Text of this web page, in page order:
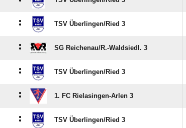
: TSV Überlingen/​Ried 3
: SG Reichenau/​R.-Waldsiedl. 3
: TSV Überlingen/​Ried 3
: 1. FC Rielasingen-Arlen 3
: TSV Überlingen/​Ried 3